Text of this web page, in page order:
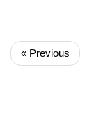
« Previous